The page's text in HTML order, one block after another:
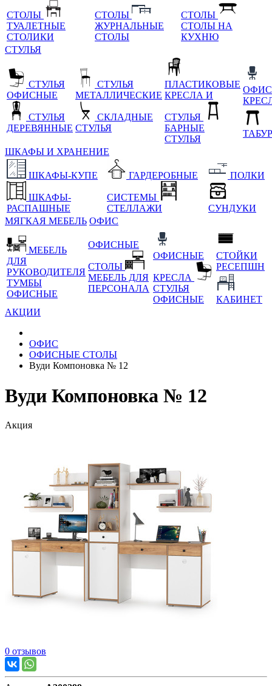
СТОЛЫ
ТУАЛЕТНЫЕ
СТОЛИКИ
СТОЛЫ
ЖУРНАЛЬНЫЕ
СТОЛЫ
СТОЛЫ
СТОЛЫ НА
КУХНЮ
СТУЛЬЯ
СТУЛЬЯ
ОФИСНЫЕ
СТУЛЬЯ
ДЕРЕВЯННЫЕ
СТУЛЬЯ
МЕТАЛЛИЧЕСКИЕ
СКЛАДНЫЕ
СТУЛЬЯ
ПЛАСТИКОВЫЕ
КРЕСЛА И
СТУЛЬЯ
БАРНЫЕ
СТУЛЬЯ
ШКАФЫ И ХРАНЕНИЕ
ШКАФЫ-КУПЕ
ШКАФЫ-
РАСПАШНЫЕ
ГАРДЕРОБНЫЕ
СИСТЕМЫ
СТЕЛЛАЖИ
ПОЛКИ
СУНДУКИ
МЯГКАЯ МЕБЕЛЬ ОФИС
МЕБЕЛЬ
ДЛЯ
РУКОВОДИТЕЛЯ
ТУМБЫ
ОФИСНЫЕ
ОФИСНЫЕ
СТОЛЫ
МЕБЕЛЬ ДЛЯ
ПЕРСОНАЛА
ОФИСНЫЕ
КРЕСЛА
СТУЛЬЯ
ОФИСНЫЕ
СТОЙКИ
РЕСЕПШН
КАБИНЕТ
АКЦИИ
ОФИС
ОФИСНЫЕ СТОЛЫ
Вуди Компоновка № 12
Вуди Компоновка № 12
Акция
0 отзывов